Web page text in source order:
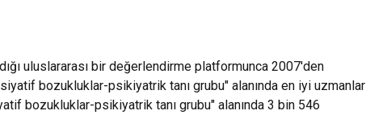
uluslararası bir değerlendirme platformunca 2007'den
bozukluklar-psikiyatrik tanı grubu" alanında en iyi uzmanlar
bozukluklar-psikiyatrik tanı grubu" alanında 3 bin 546